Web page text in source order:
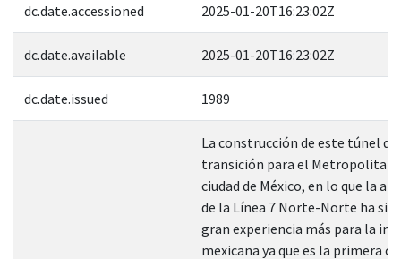
dc.date.accessioned 2025-01-20T16:23:02Z
dc.date.available 2025-01-20T16:23:02Z
dc.date.issued 1989
La construcción de este túnel de
transición para el
ciudad de México, en lo que la
de la Línea 7 Norte-Norte ha
gran experiencia más para la
mexicana ya que es la primera